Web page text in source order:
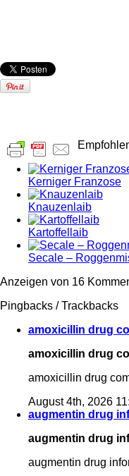
Kerniger Franzose
Knauzenlaib
Kartoffellaib
Secale –
Anzeigen von 16
Pingbacks / Trackbacks
amoxicillin drug
amoxicillin drug
amoxicillin drug
August 4th, 2026
augmentin drug
augmentin drug
augmentin drug